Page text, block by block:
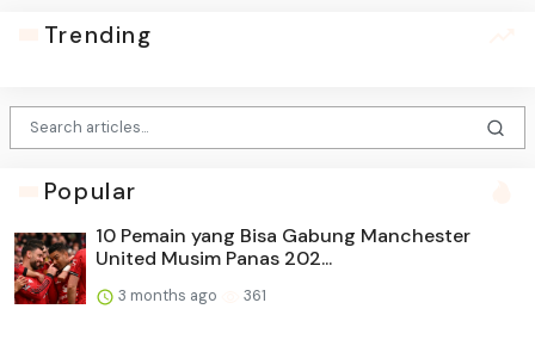
Trending
Popular
10 Pemain yang Bisa Gabung Manchester
United Musim Panas 202...
3 months ago 361